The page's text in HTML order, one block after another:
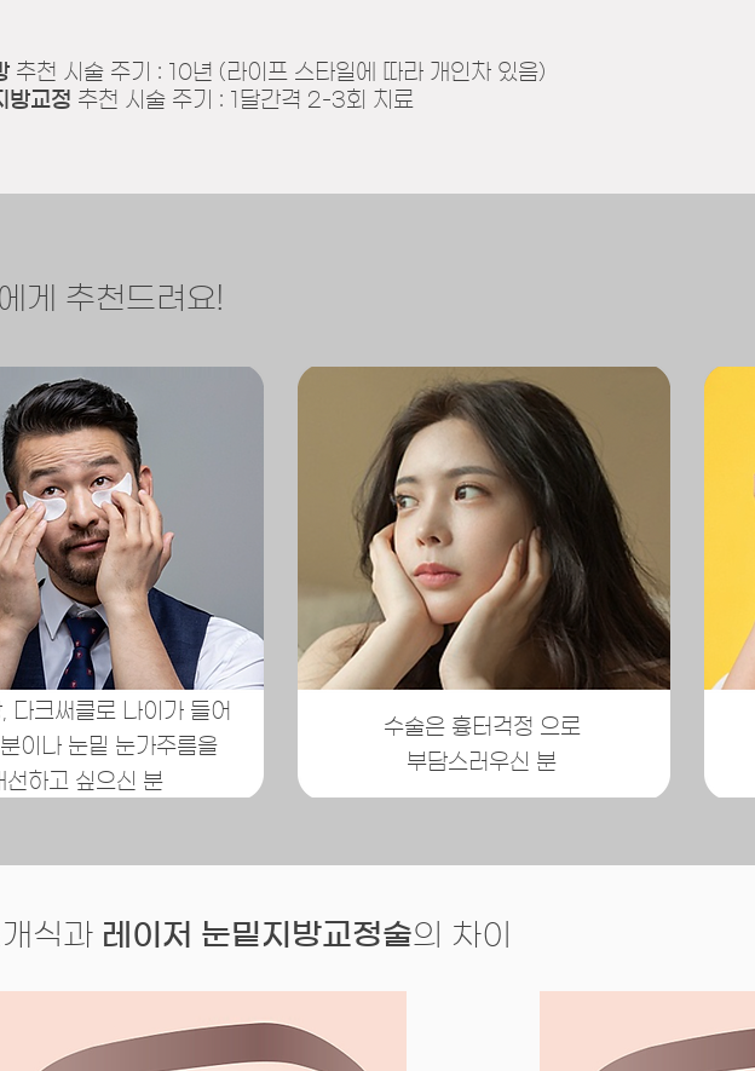
추천 시술 주기 : 10년 (라이프 스타일에 따라 개인차 있음)
방교정 추천 시술 주기 : 1달간격 2-3회 치료
에게 추천드려요!
다크써클로 나이가 들어
이나 눈밑 눈가주름을
선하고 싶으신 분
수술은 흉터걱정 으로
​부담스러우신 분
식과 레이저 눈밑지방교정술의 차이